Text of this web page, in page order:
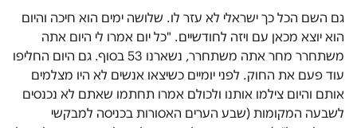
גם השם הכל כך ישראלי לא עזר לו. שלושה ימים הוא חיכה והיום
הוא יוצא מכאן עם ויזה לחודשיים. "כל יום אמרו לי היום אתה
משתחרר מחר אתה משתחרר, נשארנו 53 בסוף. גם היום החליפו
עוד פעם את החוק. לפני יומיים כשיצאו אנשים לא היו מצלמים
אותם והיום צילמו אותנו ולכולם אמרו תחתמו שאתם לא נכנסים
לשבעה המקומות (שבע הערים האסורות בכניסה למבקשי